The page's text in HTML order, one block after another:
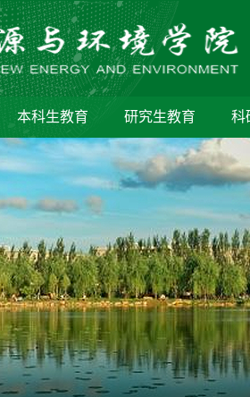
本科生教育 研究生教育 科